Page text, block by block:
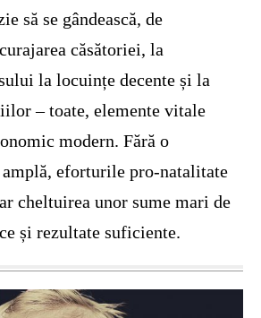
să se gândească, de
căsătoriei, la
la locuințe decente și la
– toate, elemente vitale
modern. Fără o
amplă, eforturile pro-natalitate
cheltuirea unor sume mari de
și rezultate suficiente.